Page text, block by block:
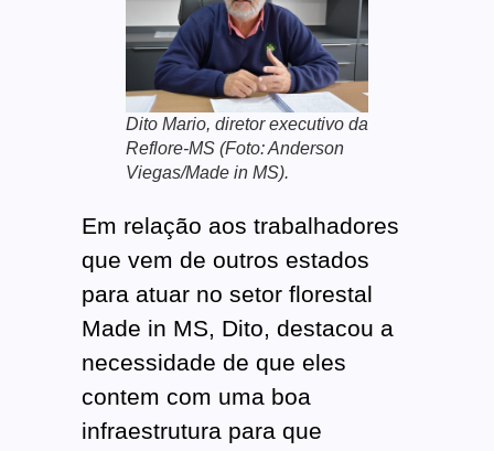
Dito Mario, diretor executivo da
Reflore-MS (Foto: Anderson
Viegas/Made in MS).
Em relação aos trabalhadores
que vem de outros estados
para atuar no setor florestal
Made in MS, Dito, destacou a
necessidade de que eles
contem com uma boa
infraestrutura para que